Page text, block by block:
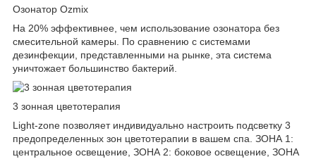
Озонатор Ozmix
На 20% эффективнее, чем использование озонатора без
смесительной камеры. По сравнению с системами
дезинфекции, представленными на рынке, эта система
уничтожает большинство бактерий.
3 зонная цветотерапия
Light-zone позволяет индивидуально настроить подсветку 3
предопределенных зон цветотерапии в вашем спа. ЗОНА 1:
центральное освещение, ЗОНА 2: боковое освещение, ЗОНА